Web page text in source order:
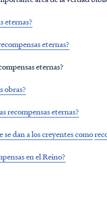
eternas?
eternas?
eternas?
obras?
recompensas eternas?
se dan a los creyentes como
en el Reino?